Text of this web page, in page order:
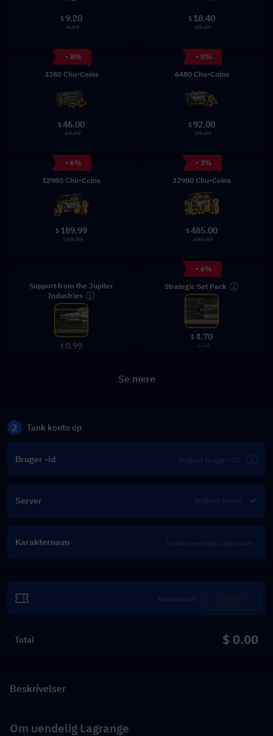
$9.20
9.99
$ 18.40
19.99
- 8%
3280 Chu-Coins
$46.00
49.99
- 8%
6480 Chu-Coins
$92.00
99.99
- 6%
12980 Chu-Coins
$ 189.99
199.99
- 3%
32980 Chu-Coins
$485.00
499.99
Support from the Jupiter
Industries
$ 0.99
- 6%
Strategic Set Pack
$4.70
4.99
Se mere
2 Tank konto op
Bruger -id
Server
Karakternavn
Total $ 0.00
Beskrivelser
Om uendelig Lagrange